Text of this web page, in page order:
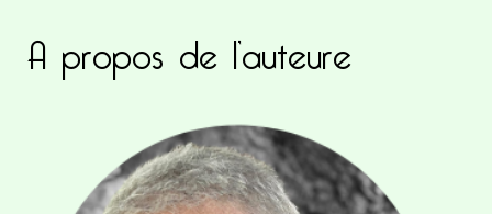
A propos de l’auteure